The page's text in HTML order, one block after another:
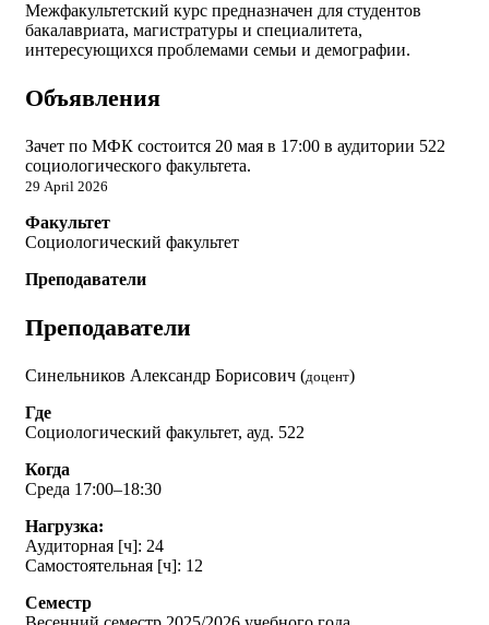
Межфакультетский курс предназначен для студентов
бакалавриата, магистратуры и специалитета,
интересующихся проблемами семьи и демографии.
Объявления
Зачет по МФК состоится 20 мая в 17:00 в аудитории 522
социологического факультета.
29 April 2026
Факультет
Социологический факультет
Преподаватели
Преподаватели
Синельников Александр Борисович (доцент)
Где
Социологический факультет, ауд. 522
Когда
Среда 17:00–18:30
Нагрузка:
Аудиторная [ч]: 24
Самостоятельная [ч]: 12
Семестр